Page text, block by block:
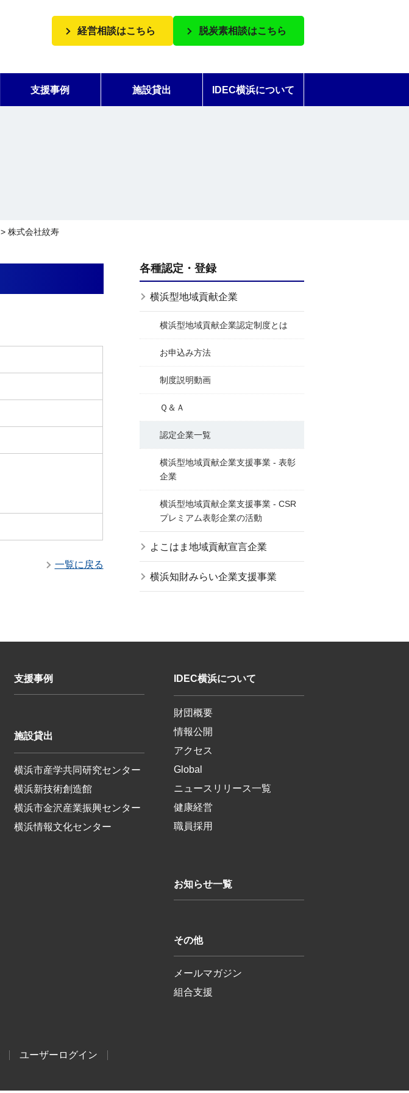
経営相談はこちら 脱炭素相談はこちら
支援事例 施設貸出 IDEC横浜について
> 株式会社紋寿
一覧に戻る
各種認定・登録
横浜型地域貢献企業
横浜型地域貢献企業認定制度とは
お申込み方法
制度説明動画
Ｑ＆Ａ
認定企業一覧
横浜型地域貢献企業支援事業 - 表彰
企業
横浜型地域貢献企業支援事業 - CSR
プレミアム表彰企業の活動
よこはま地域貢献宣言企業
横浜知財みらい企業支援事業
支援事例
施設貸出
横浜市産学共同研究センター
横浜新技術創造館
横浜市金沢産業振興センター
横浜情報文化センター
IDEC横浜について
財団概要
情報公開
アクセス
Global
ニュースリリース一覧
健康経営
職員採用
お知らせ一覧
その他
メールマガジン
組合支援
ユーザーログイン